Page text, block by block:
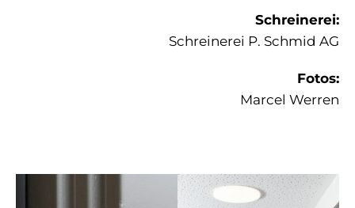
Schreinerei:
Schreinerei P. Schmid AG
Fotos:
Marcel Werren